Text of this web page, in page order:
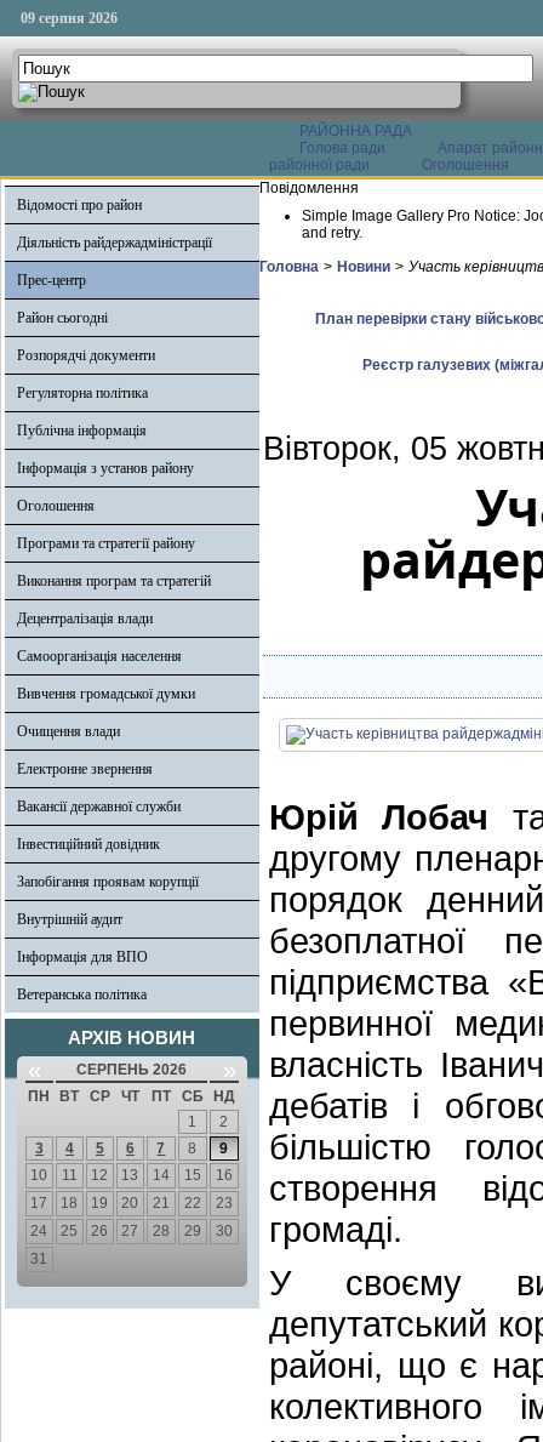
09 серпня 2026
РАЙОННА РАДА
Голова ради
Апарат
районної ради
Оголошення
Відомості про район
Діяльність райдержадміністрації
Прес-центр
Район сьогодні
Розпорядчі документи
Регуляторна політика
Публічна інформація
Інформація з установ району
Оголошення
Програми та стратегії району
Виконання програм та стратегій
Децентралізація влади
Самоорганізація населення
Вивчення громадської думки
Очищення влади
Електронне звернення
Вакансії державної служби
Інвестиційний довідник
Запобігання проявам корупції
Внутрішній аудит
Інформація для ВПО
Ветеранська політика
АРХІВ НОВИН
« СЕРПЕНЬ 2026 »
ПН ВТ СР ЧТ ПТ СБ
НД
1
2
3
4 5 6 7 8
9
10
11 12 13 14 15
16
17
18 19 20 21 22
23
24
25 26 27 28 29
30
31
Повідомлення
Simple Image Gallery Pro Notice:
and retry.
Головна > Новини > Участь
План перевірки стану
Реєстр галузевих
Вівторок, 05
Юрій Лобач
другому
порядок
безоплатної
підприємства
первинної
власність
дебатів і
більшістю
створення
громаді.
У своєму
депутатський
районі, що є
колективного